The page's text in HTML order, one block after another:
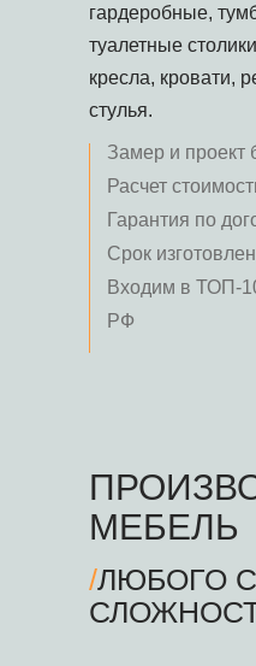
гардеробные,
туалетные
кресла, кровати,
стулья.
Замер и проект
Расчет
Гарантия по
Срок
Входим в ТОП-
РФ
МЕБЕЛЬ
/ЛЮБОГО